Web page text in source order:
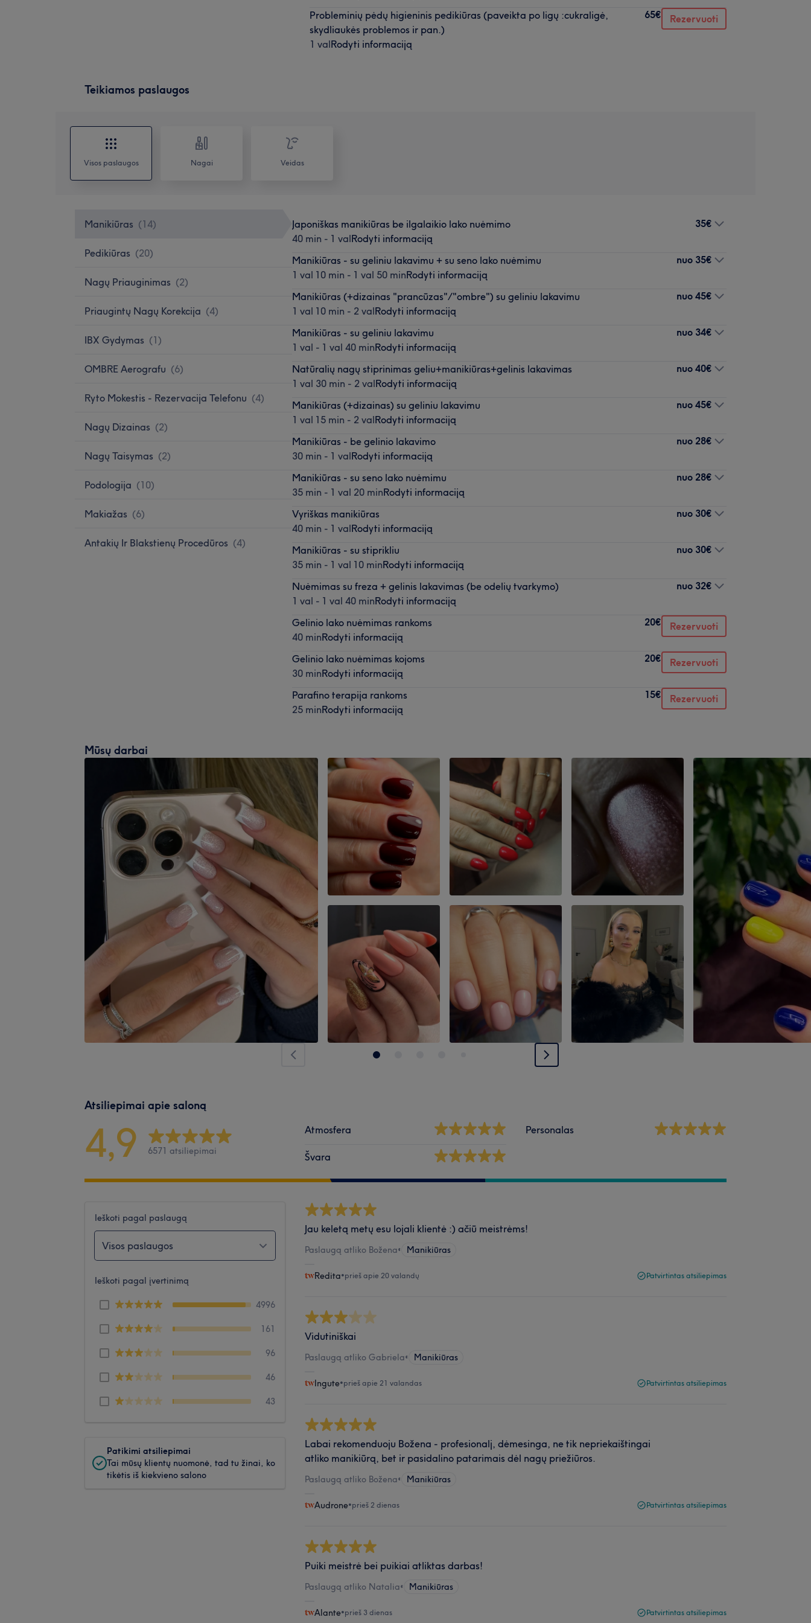
Probleminių pėdų higieninis pedikiūras (paveikta po ligų :cukraligė,
skydliaukės problemos ir pan.)
1 valRodyti informaciją
65€ Rezervuoti
Teikiamos paslaugos
Visos paslaugos Nagai Veidas
Manikiūras (14)
Pedikiūras (20)
Nagų Priauginimas (2)
Priaugintų Nagų Korekcija (4)
IBX Gydymas (1)
OMBRE Aerografu (6)
Ryto Mokestis - Rezervacija Telefonu (4)
Nagų Dizainas (2)
Nagų Taisymas (2)
Podologija (10)
Makiažas (6)
Antakių Ir Blakstienų Procedūros (4)
Japoniškas manikiūras be ilgalaikio lako nuėmimo
40 min - 1 valRodyti informaciją
35€
Manikiūras - su geliniu lakavimu + su seno lako nuėmimu
1 val 10 min - 1 val 50 minRodyti informaciją
nuo 35€
Manikiūras (+dizainas "prancūzas"/"ombre") su geliniu lakavimu
1 val 10 min - 2 valRodyti informaciją
nuo 45€
Manikiūras - su geliniu lakavimu
1 val - 1 val 40 minRodyti informaciją
nuo 34€
Natūralių nagų stiprinimas geliu+manikiūras+gelinis lakavimas
1 val 30 min - 2 valRodyti informaciją
nuo 40€
Manikiūras (+dizainas) su geliniu lakavimu
1 val 15 min - 2 valRodyti informaciją
nuo 45€
Manikiūras - be gelinio lakavimo
30 min - 1 valRodyti informaciją
nuo 28€
Manikiūras - su seno lako nuėmimu
35 min - 1 val 20 minRodyti informaciją
nuo 28€
Vyriškas manikiūras
40 min - 1 valRodyti informaciją
nuo 30€
Manikiūras - su stiprikliu
35 min - 1 val 10 minRodyti informaciją
nuo 30€
Nuėmimas su freza + gelinis lakavimas (be odelių tvarkymo)
1 val - 1 val 40 minRodyti informaciją
nuo 32€
Gelinio lako nuėmimas rankoms
40 minRodyti informaciją
20€ Rezervuoti
Gelinio lako nuėmimas kojoms
30 minRodyti informaciją
20€ Rezervuoti
Parafino terapija rankoms
25 minRodyti informaciją
15€ Rezervuoti
Mūsų darbai
Atsiliepimai apie saloną
4,9 6571 atsiliepimai
Atmosfera
Švara
Personalas
Ieškoti pagal paslaugą
Visos paslaugos
Ieškoti pagal įvertinimą
4996
161
96
46
43
Patikimi atsiliepimai
Tai mūsų klientų nuomonė, tad tu žinai, ko
tikėtis iš kiekvieno salono
Jau keletą metų esu lojali klientė :) ačiū meistrėms!
Paslaugą atliko Božena• Manikiūras
Redita•prieš apie 20 valandų Patvirtintas atsiliepimas
Vidutiniškai
Paslaugą atliko Gabriela• Manikiūras
Ingute•prieš apie 21 valandas Patvirtintas atsiliepimas
Labai rekomenduoju Božena - profesionalj, dėmesinga, ne tik nepriekaištingai
atliko manikiūrą, bet ir pasidalino patarimais dėl nagų priežiūros.
Paslaugą atliko Božena• Manikiūras
Audrone•prieš 2 dienas Patvirtintas atsiliepimas
Puiki meistrė bei puikiai atliktas darbas!
Paslaugą atliko Natalia• Manikiūras
Alante•prieš 3 dienas Patvirtintas atsiliepimas